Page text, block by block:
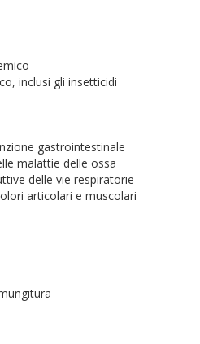
inclusi gli insetticidi
gastrointestinale
malattie delle ossa
delle vie respiratorie
articolari e muscolari